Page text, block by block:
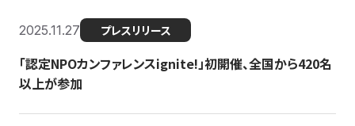
2025.11.27 プレスリリース
「認定NPOカンファレンスignite!」初開催、全国から420名
以上が参加